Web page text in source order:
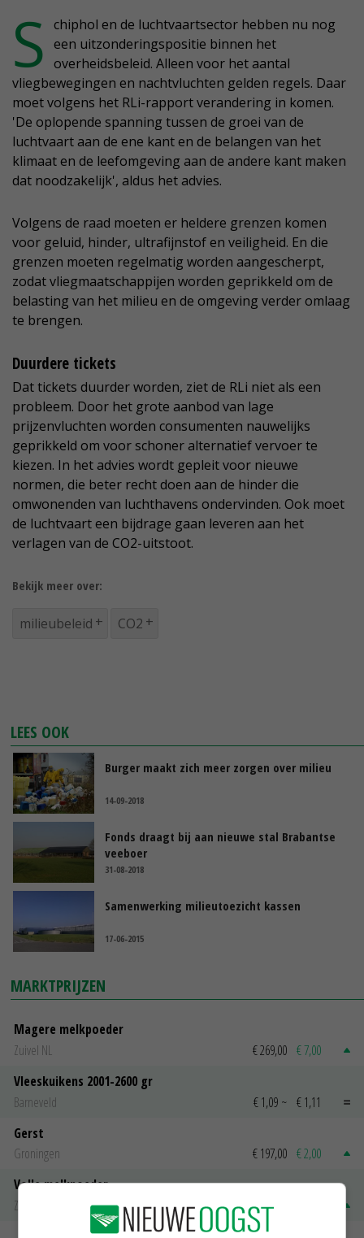
S chiphol en de luchtvaartsector hebben nu nog
een uitzonderingspositie binnen het
overheidsbeleid. Alleen voor het aantal
vliegbewegingen en nachtvluchten gelden regels. Daar
moet volgens het RLi-rapport verandering in komen.
'De oplopende spanning tussen de groei van de
luchtvaart aan de ene kant en de belangen van het
klimaat en de leefomgeving aan de andere kant maken
dat noodzakelijk', aldus het advies.
Volgens de raad moeten er heldere grenzen komen
voor geluid, hinder, ultrafijnstof en veiligheid. En die
grenzen moeten regelmatig worden aangescherpt,
zodat vliegmaatschappijen worden geprikkeld om de
belasting van het milieu en de omgeving verder omlaag
te brengen.
Duurdere tickets
Dat tickets duurder worden, ziet de RLi niet als een
probleem. Door het grote aanbod van lage
prijzenvluchten worden consumenten nauwelijks
geprikkeld om voor schoner alternatief vervoer te
kiezen. In het advies wordt gepleit voor nieuwe
normen, die beter recht doen aan de hinder die
omwonenden van luchthavens ondervinden. Ook moet
de luchtvaart een bijdrage gaan leveren aan het
verlagen van de CO2-uitstoot.
Bekijk meer over:
milieubeleid CO2
LEES OOK
Burger maakt zich meer zorgen over milieu
14-09-2018
Fonds draagt bij aan nieuwe stal Brabantse
veeboer
31-08-2018
Samenwerking milieutoezicht kassen
17-06-2015
MARKTPRIJZEN
Magere melkpoeder
Zuivel NL
€ 269,00 € 7,00
Vleeskuikens 2001-2600 gr
Barneveld
€ 1,09 ~ € 1,11
Gerst
Groningen
€ 197,00 € 2,00
Volle melkpoeder
Zuivel NL
€ 345,00